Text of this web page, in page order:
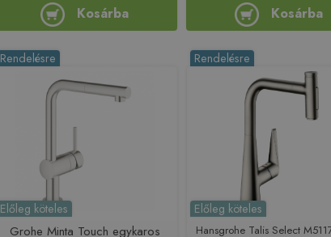
Kosárba Kosárba
Rendelésre
Előleg köteles
Grohe Minta Touch egykaros
Rendelésre
Előleg köteles
Hansgrohe Talis Select